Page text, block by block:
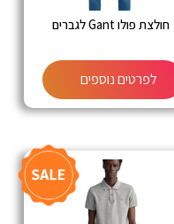
חולצת פולו Gant לגברים
לפרטים נוספים